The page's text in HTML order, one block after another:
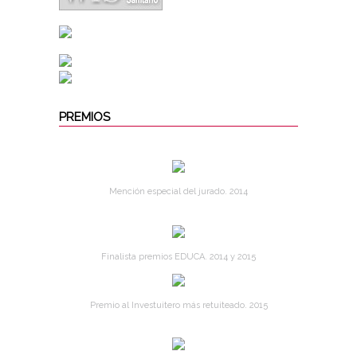
PREMIOS
Mención especial del jurado. 2014
Finalista premios EDUCA. 2014 y 2015
Premio al Investuitero más retuiteado. 2015